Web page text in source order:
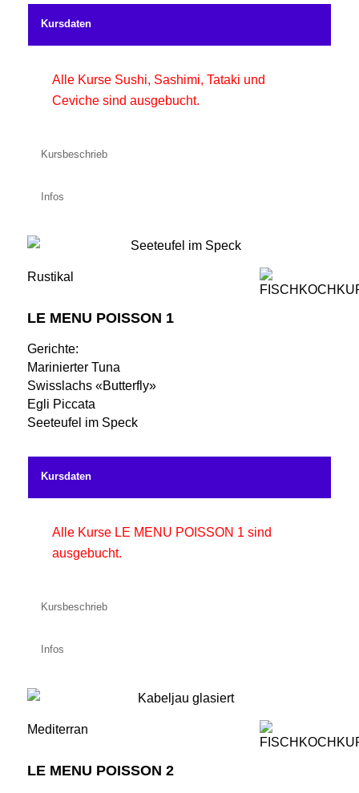
Kursdaten
Alle Kurse Sushi, Sashimi, Tataki und
Ceviche sind ausgebucht.
Kursbeschrieb
Infos
Rustikal
LE MENU POISSON 1
Gerichte:
Marinierter Tuna
Swisslachs «Butterfly»
Egli Piccata
Seeteufel im Speck
Kursdaten
Alle Kurse LE MENU POISSON 1 sind
ausgebucht.
Kursbeschrieb
Infos
Mediterran
LE MENU POISSON 2